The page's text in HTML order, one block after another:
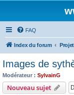
FAQ
Index du forum
Images de
Modérateur : SylvainG
Nouveau sujet